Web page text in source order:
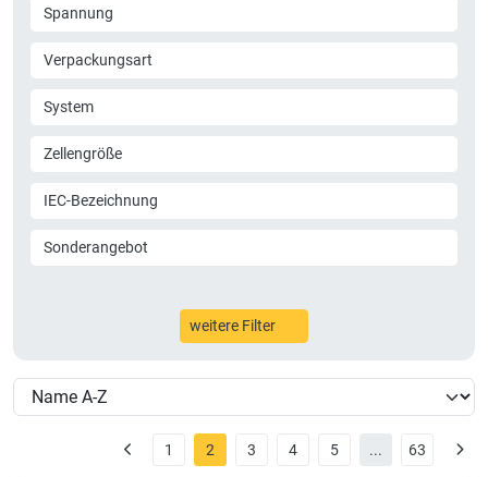
Spannung
Verpackungsart
System
Zellengröße
IEC-Bezeichnung
Sonderangebot
weitere Filter
1 2 3 4 5 ... 63